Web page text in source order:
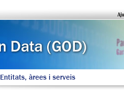
Entitats, àrees i serveis